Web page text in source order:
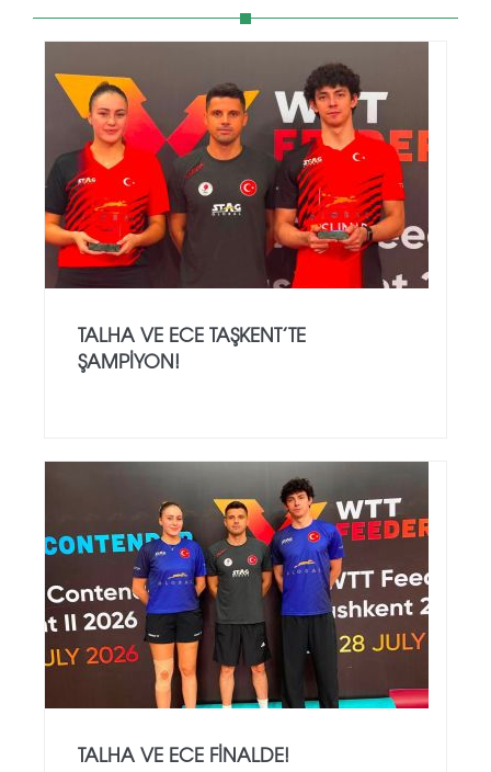
TALHA VE ECE TAŞKENT’TE
ŞAMPIYON!
TALHA VE ECE FINALDE!